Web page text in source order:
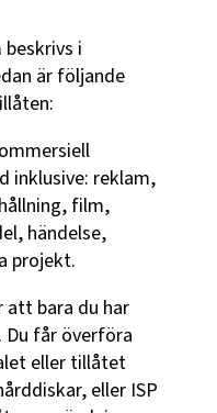
i
är följande
inklusive: reklam,
film,
händelse,
projekt.
att bara du har
får överföra
eller tillåtet
eller ISP